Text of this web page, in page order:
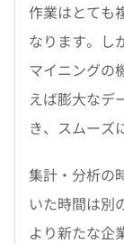
作業はとても
なります。し
マイニングの
えば膨大なデ
き、スムーズ
集計・分析の
いた時間は別
より新たな企